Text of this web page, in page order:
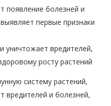
появление болезней и
первые признаки
уничтожает вредителей,
росту растений
систему растений,
вредителей и болезней,